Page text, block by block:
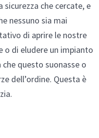
sicurezza che cercate, e
nessuno sia mai
di aprire le nostre
o di eludere un impianto
questo suonasse o
dell’ordine. Questa è